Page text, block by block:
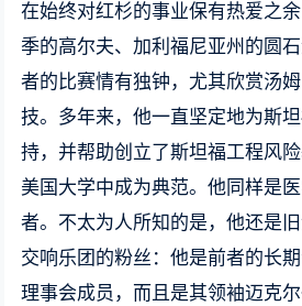
在始终对红杉的事业保有热爱之
季的高尔夫、加利福尼亚州的圆
者的比赛情有独钟，尤其欣赏汤
技。多年来，他一直坚定地为斯
持，并帮助创立了斯坦福工程风
美国大学中成为典范。他同样是
者。不太为人所知的是，他还是
交响乐团的粉丝：他是前者的长
理事会成员，而且是其领袖迈克